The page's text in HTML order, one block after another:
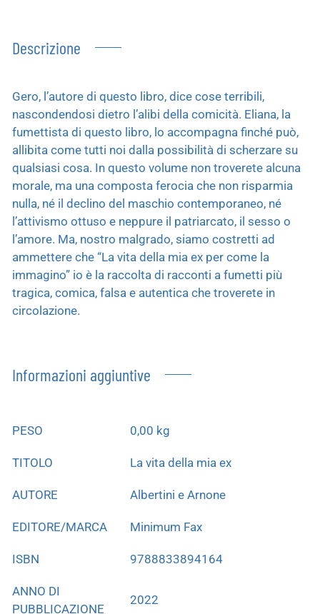
Descrizione
Gero, l’autore di questo libro, dice cose terribili,
nascondendosi dietro l’alibi della comicità. Eliana, la
fumettista di questo libro, lo accompagna finché può,
allibita come tutti noi dalla possibilità di scherzare su
qualsiasi cosa. In questo volume non troverete alcuna
morale, ma una composta ferocia che non risparmia
nulla, né il declino del maschio contemporaneo, né
l’attivismo ottuso e neppure il patriarcato, il sesso o
l’amore. Ma, nostro malgrado, siamo costretti ad
ammettere che “La vita della mia ex per come la
immagino” io è la raccolta di racconti a fumetti più
tragica, comica, falsa e autentica che troverete in
circolazione.
Informazioni aggiuntive
PESO 0,00 kg
TITOLO La vita della mia ex
AUTORE Albertini e Arnone
EDITORE/MARCA Minimum Fax
ISBN 9788833894164
ANNO DI
PUBBLICAZIONE
2022